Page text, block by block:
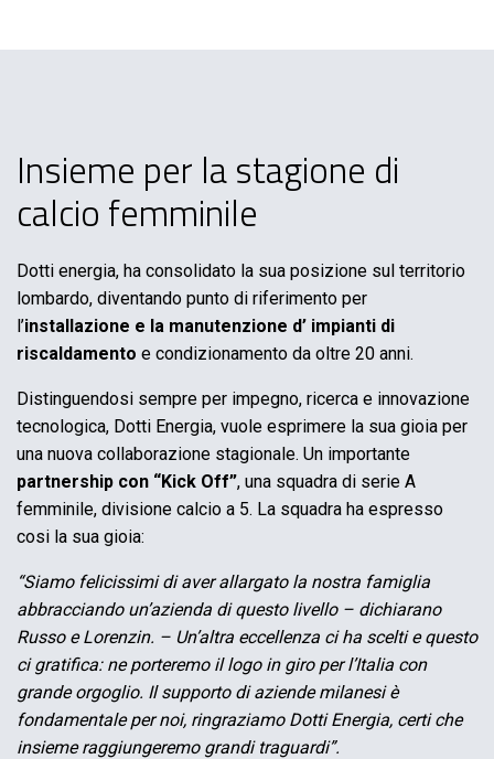
Insieme per la stagione di
calcio femminile
Dotti energia, ha consolidato la sua posizione sul territorio
lombardo, diventando punto di riferimento per
l’installazione e la manutenzione d’ impianti di
riscaldamento e condizionamento da oltre 20 anni.
Distinguendosi sempre per impegno, ricerca e innovazione
tecnologica, Dotti Energia, vuole esprimere la sua gioia per
una nuova collaborazione stagionale. Un importante
partnership con “Kick Off”, una squadra di serie A
femminile, divisione calcio a 5. La squadra ha espresso
cosi la sua gioia:
“Siamo felicissimi di aver allargato la nostra famiglia
abbracciando un’azienda di questo livello – dichiarano
Russo e Lorenzin. – Un’altra eccellenza ci ha scelti e questo
ci gratifica: ne porteremo il logo in giro per l’Italia con
grande orgoglio. Il supporto di aziende milanesi è
fondamentale per noi, ringraziamo Dotti Energia, certi che
insieme raggiungeremo grandi traguardi”.